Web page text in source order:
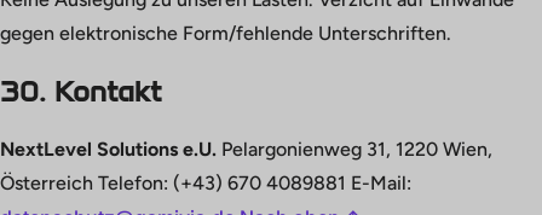
gegen elektronische Form/fehlende Unterschriften.
30. Kontakt
NextLevel Solutions e.U. Pelargonienweg 31, 1220 Wien,
Österreich Telefon: (+43) 670 4089881 E-Mail: